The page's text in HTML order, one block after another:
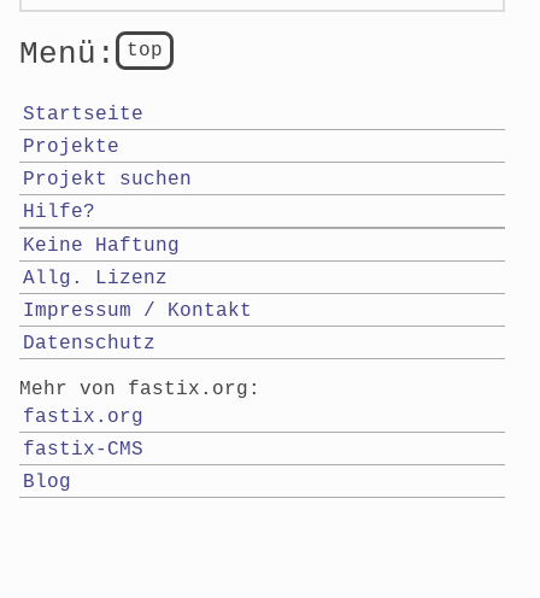
top
Menü:
Startseite
Projekte
Projekt suchen
Hilfe?
Keine Haftung
Allg. Lizenz
Impressum / Kontakt
Datenschutz
Mehr von fastix.org:
fastix.org
fastix-CMS
Blog